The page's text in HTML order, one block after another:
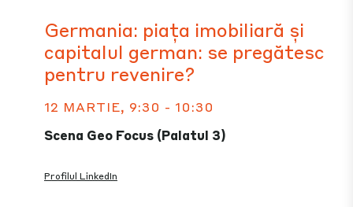
Germania: piața imobiliară și
capitalul german: se pregătesc
pentru revenire?
12 MARTIE, 9:30 - 10:30
Scena Geo Focus (Palatul 3)
Profilul LinkedIn